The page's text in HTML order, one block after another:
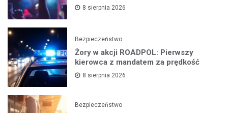
8 sierpnia 2026
Bezpieczeństwo
Żory w akcji ROADPOL: Pierwszy
kierowca z mandatem za prędkość
8 sierpnia 2026
Bezpieczeństwo